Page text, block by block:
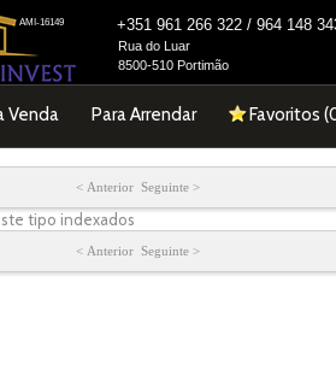
AMI-16149 +351 961 266 322 / 964 148
Rua do Luar
8500-510 Portimão
Venda Para Arrendar Favoritos (
< Anterior Seguinte >
tipo indexados
< Anterior Seguinte >